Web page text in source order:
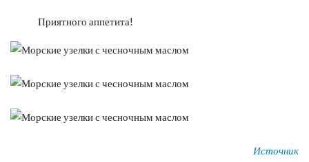
Приятного аппетита!
Источник